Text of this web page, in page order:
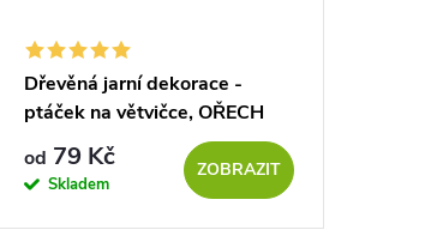
Dřevěná jarní dekorace -
ptáček na větvičce, OŘECH
od 79 Kč
Skladem
ZOBRAZIT